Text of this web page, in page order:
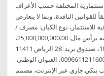
المختلفة حسب الأعراف
النافذة، وبما لا يتعارض
للاستثمار، نوع الكيان: مصرف /
مؤسسة مالية، شركة سعودية مساهمة برأس مال: 25,000,000,000.00،
رقم السجل التجاري: 1010000096، صندوق بريد: 28 الرياض 11411
المملكة العربية السعودية، هاتف: 0096611211600، العنوان الوطني:
جاري عبر الإنترنت، مصمم